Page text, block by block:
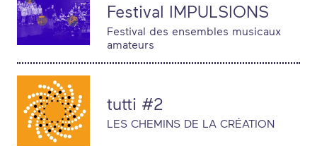
Festival IMPULSIONS
Festival des ensembles musicaux
amateurs
tutti #2
LES CHEMINS DE LA CRÉATION
THÉMATIQUES
RECHERCHE
CONTACT
AGENDA
PETITES ANNONCES ET OFFRES D'EMPLOI
ANNUAIRE
ESPACE MEMBRE
ACTUALITÉS